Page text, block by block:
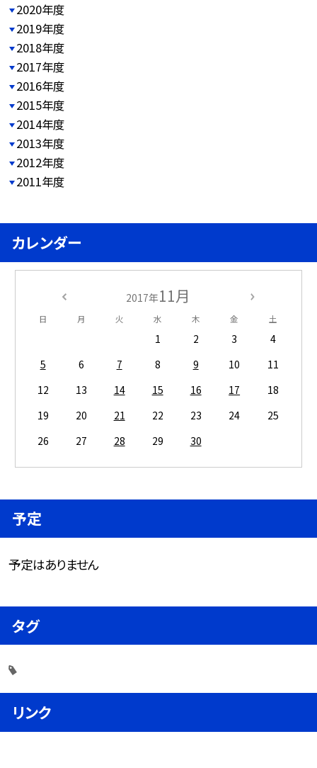
2020年度
2019年度
2018年度
2017年度
2016年度
2015年度
2014年度
2013年度
2012年度
2011年度
カレンダー
2017年11月
日 月 火 水 木 金 土
1 2 3
4
5
6 7 8 9 10
11
12
13 14 15 16 17
18
19
20 21 22 23 24
25
26
27 28 29 30
予定
予定はありません
タグ
リンク